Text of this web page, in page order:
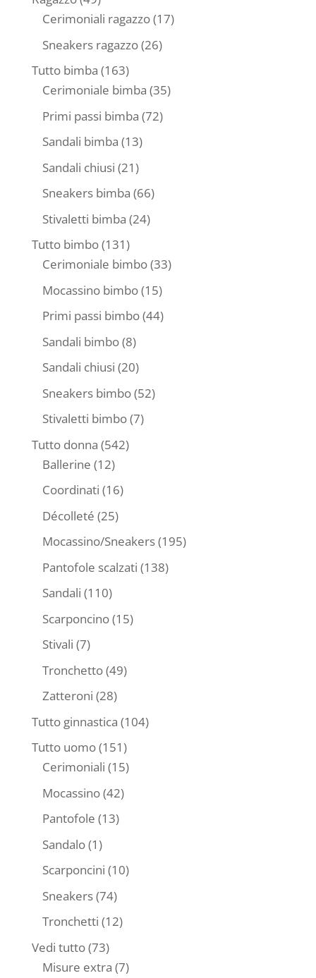
prodotti
Cerimoniali ragazzo 1717
Sneakers ragazzo 2626
Tutto bimba 163163
prodotti
Cerimoniale bimba 3535
Primi passi bimba 7272
Sandali bimba 1313
Sandali chiusi 2121
prodotti
Sneakers bimba 6666
Stivaletti bimba 2424
Tutto bimbo 131131
prodotti
Cerimoniale bimbo 3333
Mocassino bimbo 1515
prodotti
Primi passi bimbo 4444
Sandali bimbo 88
prodotti
Sandali chiusi 2020
prodotti
Sneakers bimbo 5252
Stivaletti bimbo 77
Tutto donna 542542
Ballerine 1212
prodotti
Coordinati 1616
Décolleté 2525
prodotti
Mocassino/Sneakers 195195
Pantofole scalzati 138138
Sandali 110110
prodotti
Scarponcino 1515
Stivali 77
prodotti
Tronchetto 4949
Zatteroni 2828
prodotti
Tutto ginnastica 104104
Tutto uomo 151151
prodotti
Cerimoniali 1515
Mocassino 4242
Pantofole 1313
Sandalo 11
prodotto
Scarponcini 1010
Sneakers 7474
prodotti
Tronchetti 1212
Vedi tutto 7373
prodotti
Misure extra 77